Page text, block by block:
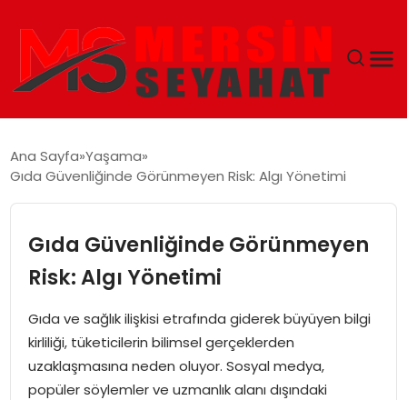
EĞITIM
TEKNOLOJI
GÜNCEL
Ana Sayfa Yaşama
Gıda Güvenliğinde Görünmeyen Risk: Algı Yönetimi
Gıda Güvenliğinde Görünmeyen
Risk: Algı Yönetimi
Gıda ve sağlık ilişkisi etrafında giderek büyüyen bilgi
kirliliği, tüketicilerin bilimsel gerçeklerden
uzaklaşmasına neden oluyor. Sosyal medya,
popüler söylemler ve uzmanlık alanı dışındaki